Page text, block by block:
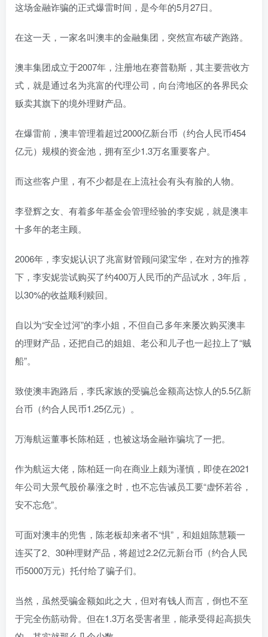
这场金融诈骗的正式爆雷时间，是今年的5月27日。
在这一天，一家名叫澳丰的金融集团，突然宣布破产跑路。
澳丰集团成立于2007年，注册地在赛普勒斯，其主要营收方
式，就是通过名为兆富的代理公司，向台湾地区的各界民众
贩卖其旗下的境外理财产品。
在爆雷前，澳丰管理着超过2000亿新台币 （约合人民币454
亿元） 规模的资金池，拥有至少1.3万名重要客户。
而这些客户里，有不少都是在上流社会有头有脸的人物。
李登辉之女、有着多年基金会管理经验的李安妮，就是澳丰
十多年的老主顾。
2006年，李安妮认识了兆富财管顾问梁宝华，在对方的推荐
下，李安妮尝试购买了约400万人民币的产品试水，3年后，
以30%的收益顺利赎回。
自以为“安全过河”的李小姐，不但自己多年来屡次购买澳丰
的理财产品，还把自己的姐姐、老公和儿子也一起拉上了“贼
船”。
致使澳丰跑路后，李氏家族的受骗总金额高达惊人的5.5亿新
台币 （约合人民币1.25亿元） 。
万海航运董事长陈柏廷，也被这场金融诈骗坑了一把。
作为航运大佬，陈柏廷一向在商业上颇为谨慎，即使在2021
年公司大景气股价暴涨之时，也不忘告诫员工要“虚怀若谷，
安不忘危”。
可面对澳丰的兜售，陈老板却来者不“惧”，和姐姐陈慧颖一
连买了2、30种理财产品，将超过2.2亿元新台币 （约合人民
币5000万元） 托付给了骗子们。
当然，虽然受骗金额如此之大，但对有钱人而言，倒也不至
于完全伤筋动骨。但在1.3万名受害者里，能承受得起高损失